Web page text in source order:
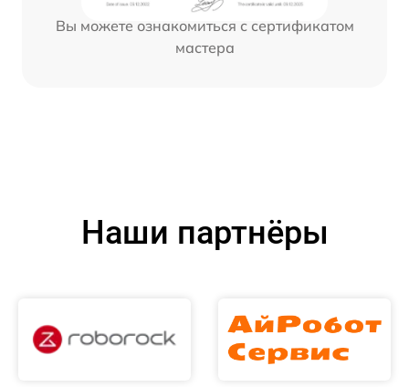
Вы можете ознакомиться с сертификатом
мастера
Наши партнёры